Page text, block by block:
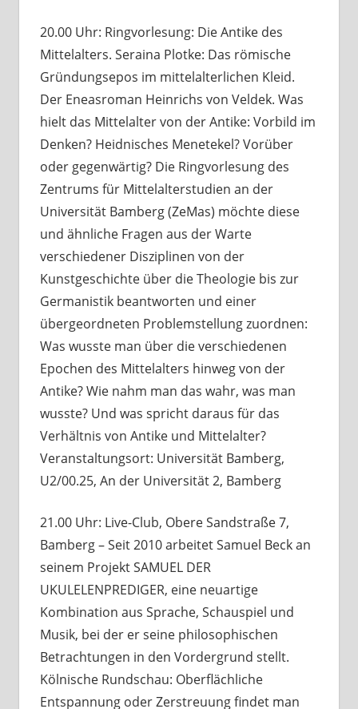
20.00 Uhr: Ringvorlesung: Die Antike des
Mittelalters. Seraina Plotke: Das römische
Gründungsepos im mittelalterlichen Kleid.
Der Eneasroman Heinrichs von Veldek. Was
hielt das Mittelalter von der Antike: Vorbild im
Denken? Heidnisches Menetekel? Vorüber
oder gegenwärtig? Die Ringvorlesung des
Zentrums für Mittelalterstudien an der
Universität Bamberg (ZeMas) möchte diese
und ähnliche Fragen aus der Warte
verschiedener Disziplinen von der
Kunstgeschichte über die Theologie bis zur
Germanistik beantworten und einer
übergeordneten Problemstellung zuordnen:
Was wusste man über die verschiedenen
Epochen des Mittelalters hinweg von der
Antike? Wie nahm man das wahr, was man
wusste? Und was spricht daraus für das
Verhältnis von Antike und Mittelalter?
Veranstaltungsort: Universität Bamberg,
U2/00.25, An der Universität 2, Bamberg
21.00 Uhr: Live-Club, Obere Sandstraße 7,
Bamberg – Seit 2010 arbeitet Samuel Beck an
seinem Projekt SAMUEL DER
UKULELENPREDIGER, eine neuartige
Kombination aus Sprache, Schauspiel und
Musik, bei der er seine philosophischen
Betrachtungen in den Vordergrund stellt.
Kölnische Rundschau: Oberflächliche
Entspannung oder Zerstreuung findet man